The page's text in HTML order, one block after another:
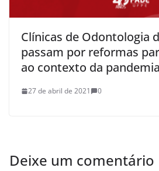
Clínicas de Odontologia
passam por reformas
ao contexto da pandemia
27 de abril de 2021 0
Deixe um comentário